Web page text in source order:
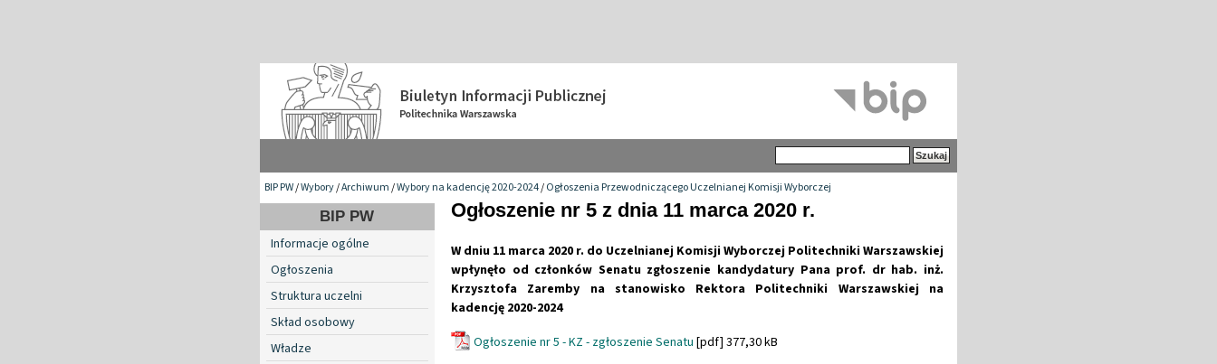
BIP PW/Wybory/Archiwum/Wybory na kadencję 2020-2024/Ogłoszenia Przewodniczącego Uczelnianej Komisji Wyborczej
BIP PW
Informacje ogólne
Ogłoszenia
Struktura uczelni
Skład osobowy
Władze
Ogłoszenie nr 5 z dnia 11 marca 2020 r.
W dniu 11 marca 2020 r. do Uczelnianej Komisji Wyborczej Politechniki Warszawskiej
wpłynęło od członków Senatuzgłoszenie kandydatury Pana prof. dr hab. inż.
Krzysztofa Zaremby na stanowisko Rektora Politechniki Warszawskiej na
kadencję 2020-2024
Ogłoszenie nr 5 - KZ - zgłoszenie Senatu [pdf] 377,30 kB